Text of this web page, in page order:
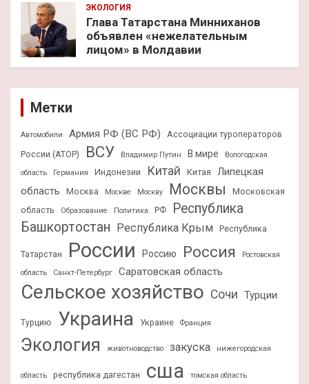
ЭКОЛОГИЯ
Глава Татарстана Минниханов
объявлен «нежелательным
лицом» в Молдавии
Метки
Автомобили Армия РФ (ВС РФ)
Ассоциации туроператоров
России (АТОР)
ВСУ Владимир Путин В мире
Вологодская
область
Германия Индонезии Китай Китая
Липецкая
область
Москва Москве Москву Москвы
Московская
область
Образование Политика РФ
Республика
Башкортостан
Республика Крым Республика
Татарстан России Россию Россия
Ростовская
область
Санкт-Петербург Саратовская область
Сельское хозяйство Сочи Турции
Турцию Украина Украине Франция
Экология животноводство закуска нижегородская
область республика дагестан сша томская область